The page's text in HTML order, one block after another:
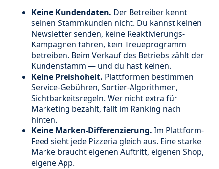
Keine Kundendaten. Der Betreiber kennt
seinen Stammkunden nicht. Du kannst keinen
Newsletter senden, keine Reaktivierungs-
Kampagnen fahren, kein Treueprogramm
betreiben. Beim Verkauf des Betriebs zählt der
Kundenstamm — und du hast keinen.
Keine Preishoheit. Plattformen bestimmen
Service-Gebühren, Sortier-Algorithmen,
Sichtbarkeitsregeln. Wer nicht extra für
Marketing bezahlt, fällt im Ranking nach
hinten.
Keine Marken-Differenzierung. Im Plattform-
Feed sieht jede Pizzeria gleich aus. Eine starke
Marke braucht eigenen Auftritt, eigenen Shop,
eigene App.